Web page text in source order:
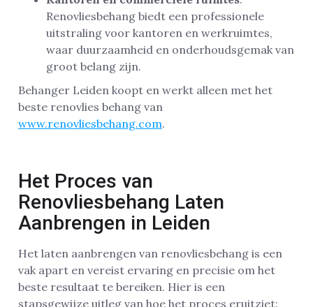
Renovliesbehang biedt een professionele
uitstraling voor kantoren en werkruimtes,
waar duurzaamheid en onderhoudsgemak van
groot belang zijn.
Behanger Leiden koopt en werkt alleen met het
beste renovlies behang van
www.renovliesbehang.com.
Het Proces van
Renovliesbehang Laten
Aanbrengen in Leiden
Het laten aanbrengen van renovliesbehang is een
vak apart en vereist ervaring en precisie om het
beste resultaat te bereiken. Hier is een
stapsgewijze uitleg van hoe het proces eruitziet: